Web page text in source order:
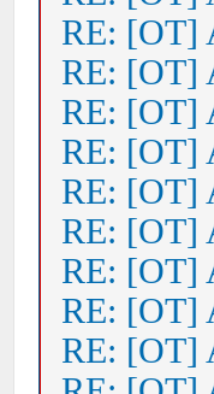
RE: [OT]
RE: [OT]
RE: [OT]
RE: [OT]
RE: [OT]
RE: [OT]
RE: [OT]
RE: [OT]
RE: [OT]